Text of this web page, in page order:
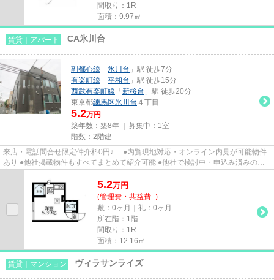
間取り：1R
面積：9.97㎡
賃貸｜アパート CA氷川台
副都心線 「 氷川台 」駅 徒歩7分
有楽町線 「 平和台 」駅 徒歩15分
西武有楽町線 「 新桜台 」駅 徒歩20分
東京都練馬区氷川台 ４丁目
5.2万円
築年数：築8年 ｜募集中： 1室
階数：2階建
来店・電話問合せ限定仲介料0円♪ ●内覧現地対応・オンライン内見が可能物件
あり ●他社掲載物件もすべてまとめて紹介可能 ●他社で検討中・申込み済みのお
5.2万円
(管理費・共益費 -)
敷：0ヶ月｜礼：0ヶ月
所在階：1階
間取り：1R
面積：12.16㎡
賃貸｜マンション ヴィラサンライズ